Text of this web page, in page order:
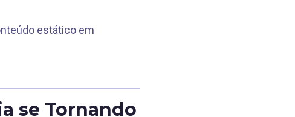
estático em
se Tornando